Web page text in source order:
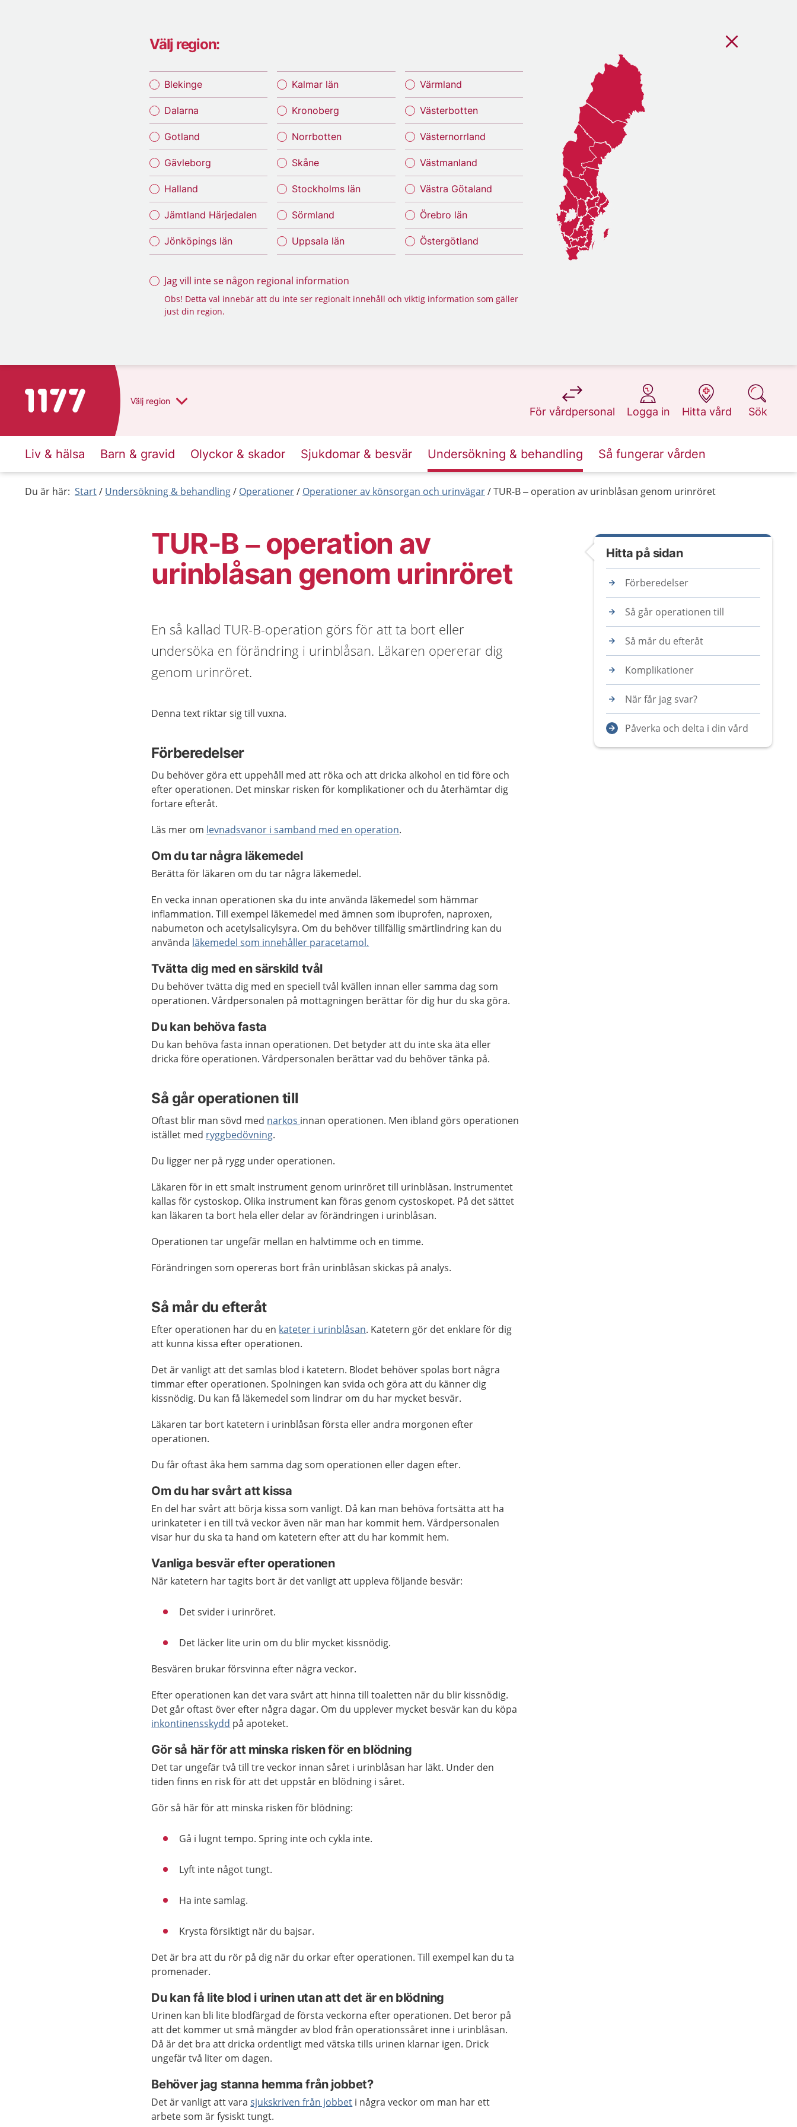
Välj region:
Blekinge
Dalarna
Gotland
Gävleborg
Halland
Jämtland Härjedalen
Jönköpings län
Kalmar län
Kronoberg
Norrbotten
Skåne
Stockholms län
Sörmland
Uppsala län
Värmland
Västerbotten
Västernorrland
Västmanland
Västra Götaland
Örebro län
Östergötland
Jag vill inte se någon regional information
Obs! Detta val innebär att du inte ser regionalt innehåll och viktig information som gäller
just din region.
Till startsidan för 1177 Välj region
För vårdpersonal
på 1177.se
Logga in
på 1177.se
Hitta vård
på 1177.se
Sök
på 1177.se
Liv & hälsa Barn & gravid Olyckor & skador Sjukdomar & besvär Undersökning & behandling Så fungerar vården
Du är här: Start Undersökning & behandling Operationer Operationer av könsorgan och urinvägar TUR-B – operation av urinblåsan genom urinröret
TUR-B – operation av
urinblåsan genom urinröret
En så kallad TUR-B-operation görs för att ta bort eller
undersöka en förändring i urinblåsan. Läkaren opererar dig
genom urinröret.
Denna text riktar sig till vuxna.
Förberedelser
Du behöver göra ett uppehåll med att röka och att dricka alkohol en tid före och
efter operationen. Det minskar risken för komplikationer och du återhämtar dig
fortare efteråt.
Läs mer om levnadsvanor i samband med en operation.
Om du tar några läkemedel
Berätta för läkaren om du tar några läkemedel.
En vecka innan operationen ska du inte använda läkemedel som hämmar
inflammation. Till exempel läkemedel med ämnen som ibuprofen, naproxen,
nabumeton och acetylsalicylsyra. Om du behöver tillfällig smärtlindring kan du
använda läkemedel som innehåller paracetamol.
Tvätta dig med en särskild tvål
Du behöver tvätta dig med en speciell tvål kvällen innan eller samma dag som
operationen. Vårdpersonalen på mottagningen berättar för dig hur du ska göra.
Du kan behöva fasta
Du kan behöva fasta innan operationen. Det betyder att du inte ska äta eller
dricka före operationen. Vårdpersonalen berättar vad du behöver tänka på.
Så går operationen till
Oftast blir man sövd med narkos innan operationen. Men ibland görs operationen
istället med ryggbedövning.
Du ligger ner på rygg under operationen.
Läkaren för in ett smalt instrument genom urinröret till urinblåsan. Instrumentet
kallas för cystoskop. Olika instrument kan föras genom cystoskopet. På det sättet
kan läkaren ta bort hela eller delar av förändringen i urinblåsan.
Operationen tar ungefär mellan en halvtimme och en timme.
Förändringen som opereras bort från urinblåsan skickas på analys.
Så mår du efteråt
Efter operationen har du en kateter i urinblåsan. Katetern gör det enklare för dig
att kunna kissa efter operationen.
Det är vanligt att det samlas blod i katetern. Blodet behöver spolas bort några
timmar efter operationen. Spolningen kan svida och göra att du känner dig
kissnödig. Du kan få läkemedel som lindrar om du har mycket besvär.
Läkaren tar bort katetern i urinblåsan första eller andra morgonen efter
operationen.
Du får oftast åka hem samma dag som operationen eller dagen efter.
Om du har svårt att kissa
En del har svårt att börja kissa som vanligt. Då kan man behöva fortsätta att ha
urinkateter i en till två veckor även när man har kommit hem. Vårdpersonalen
visar hur du ska ta hand om katetern efter att du har kommit hem.
Vanliga besvär efter operationen
När katetern har tagits bort är det vanligt att uppleva följande besvär:
Det svider i urinröret.
Det läcker lite urin om du blir mycket kissnödig.
Besvären brukar försvinna efter några veckor.
Efter operationen kan det vara svårt att hinna till toaletten när du blir kissnödig.
Det går oftast över efter några dagar. Om du upplever mycket besvär kan du köpa
inkontinensskydd på apoteket.
Gör så här för att minska risken för en blödning
Det tar ungefär två till tre veckor innan såret i urinblåsan har läkt. Under den
tiden finns en risk för att det uppstår en blödning i såret.
Gör så här för att minska risken för blödning:
Gå i lugnt tempo. Spring inte och cykla inte.
Lyft inte något tungt.
Ha inte samlag.
Krysta försiktigt när du bajsar.
Det är bra att du rör på dig när du orkar efter operationen. Till exempel kan du ta
promenader.
Du kan få lite blod i urinen utan att det är en blödning
Urinen kan bli lite blodfärgad de första veckorna efter operationen. Det beror på
att det kommer ut små mängder av blod från operationssåret inne i urinblåsan.
Då är det bra att dricka ordentligt med vätska tills urinen klarnar igen. Drick
ungefär två liter om dagen.
Behöver jag stanna hemma från jobbet?
Det är vanligt att varasjukskriven från jobbet i några veckor om man har ett
arbete som är fysiskt tungt.
Hitta på sidan
Förberedelser
Så går operationen till
Så mår du efteråt
Komplikationer
När får jag svar?
Påverka och delta i din vård